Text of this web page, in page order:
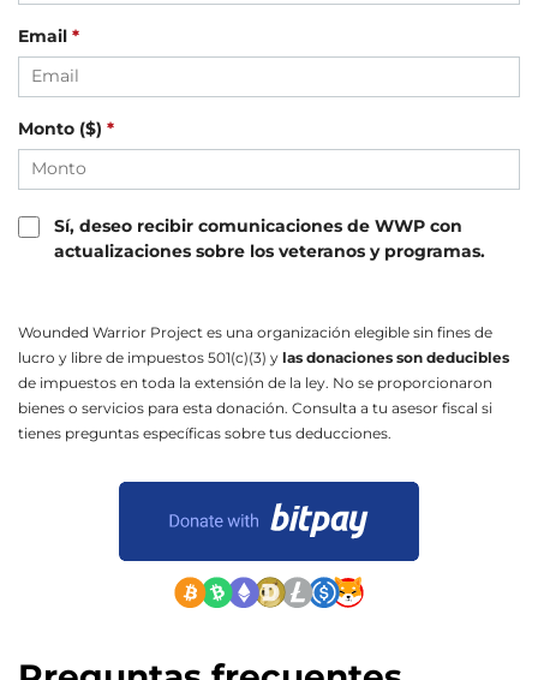
Email *
Monto en dólares
($) *
Sí, deseo recibir comunicaciones de WWP con
actualizaciones sobre los veteranos y programas.
Wounded Warrior Project es una organización elegible sin fines de
lucro y libre de impuestos 501(c)(3) y las donaciones son deducibles
de impuestos en toda la extensión de la ley. No se proporcionaron
bienes o servicios para esta donación. Consulta a tu asesor fiscal si
tienes preguntas específicas sobre tus deducciones.
ENVIAR